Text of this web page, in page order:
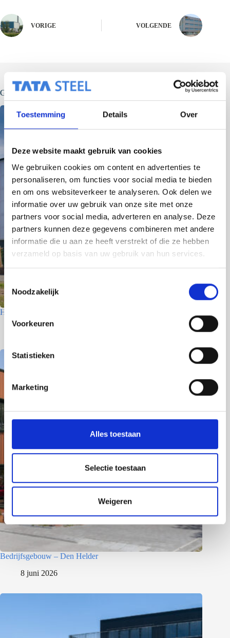
Toestemming Details Over
Deze website maakt gebruik van cookies
We gebruiken cookies om content en advertenties te
personaliseren, om functies voor social media te bieden
en om ons websiteverkeer te analyseren. Ook delen we
informatie over uw gebruik van onze site met onze
partners voor social media, adverteren en analyse. Deze
partners kunnen deze gegevens combineren met andere
informatie die u aan ze heeft verstrekt of die ze hebben
verzameld op basis van uw gebruik van hun services.
T
o
e
m
g
s
e
t
i
e
Noodzakelijk
Voorkeuren
Statistieken
Marketing
Alles toestaan
Selectie toestaan
Weigeren
VORIGE VOLGENDE
Gerelateerde berichten
Houtfabriek – Utrecht
7 juli 2026
Bedrijfsgebouw – Den Helder
8 juni 2026